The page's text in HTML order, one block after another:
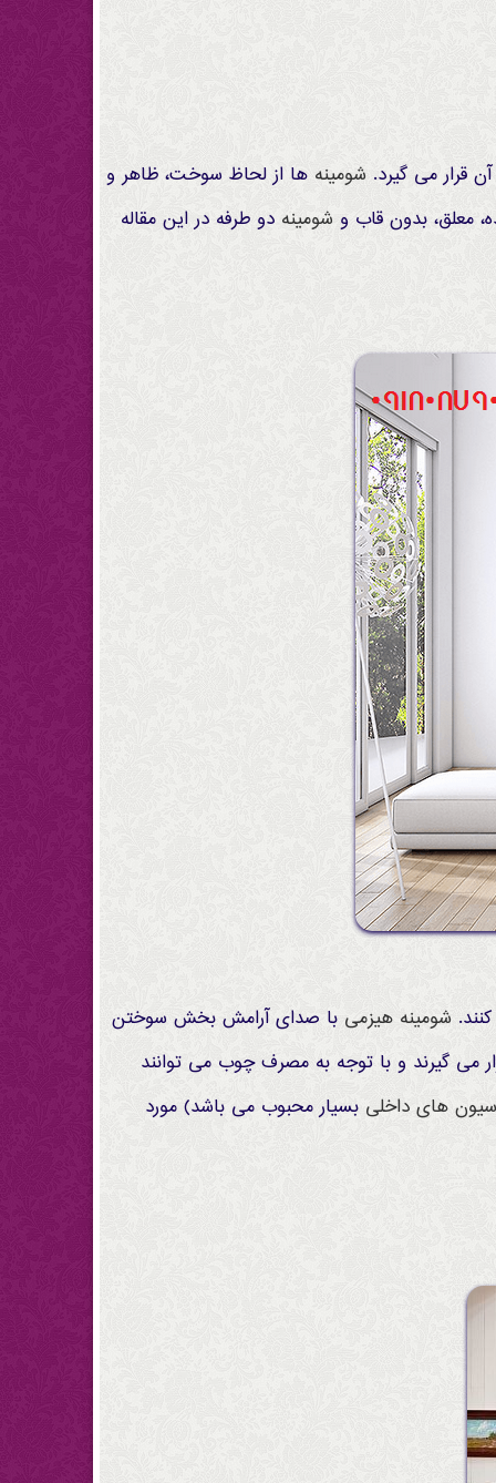
قرار می گیرد. شومینه ها از لحاظ سوخت، ظاهر و
معلق، بدون قاب و شومینه دو طرفه در این مقاله
شومینه هیزمی با صدای آرامش بخش سوختن
می گیرند و با توجه به مصرف چوب می توانند
های داخلی بسیار محبوب می باشد) مورد